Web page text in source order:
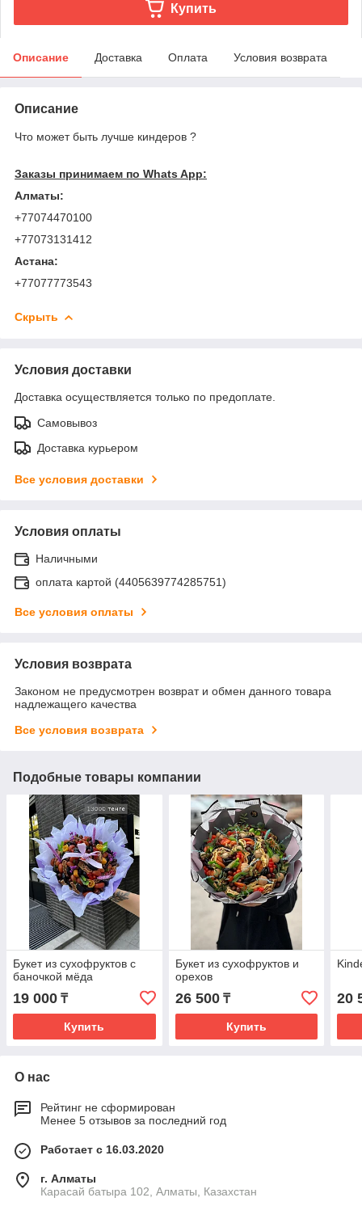
Купить
Описание Доставка Оплата Условия возврата
Описание
Что может быть лучше киндеров ?
Заказы принимаем по Whats App:
Алматы:
+77074470100
+77073131412
Астана:
+77077773543
Скрыть
Условия доставки
Доставка осуществляется только по предоплате.
Самовывоз
Доставка курьером
Все условия доставки
Условия оплаты
Наличными
оплата картой (4405639774285751)
Все условия оплаты
Условия возврата
Законом не предусмотрен возврат и обмен данного товара
надлежащего качества
Все условия возврата
Подобные товары компании
Букет из сухофруктов с
баночкой мёда
19 000 ₸
Купить
Букет из сухофруктов и
орехов
26 500₸
Купить
20
О нас
Рейтинг не сформирован
Менее 5 отзывов за последний год
Работает с 16.03.2020
г. Алматы
Карасай батыра 102, Алматы, Казахстан